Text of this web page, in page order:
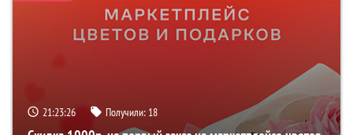
21:23:25 Получили: 18